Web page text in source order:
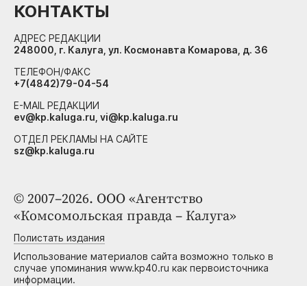
© 2007–2026. ООО «Агентство
«Комсомольская правда – Калуга»
Полистать издания
Использование материалов сайта возможно только в
случае упоминания www.kp40.ru как первоисточника
информации.
КОНТАКТЫ
АДРЕС РЕДАКЦИИ
248000, г. Калуга, ул. Космонавта Комарова, д. 36
ТЕЛЕФОН/ФАКС
+7(4842)79-04-54
E-MAIL РЕДАКЦИИ
ev@kp.kaluga.ru, vi@kp.kaluga.ru
ОТДЕЛ РЕКЛАМЫ НА САЙТЕ
sz@kp.kaluga.ru